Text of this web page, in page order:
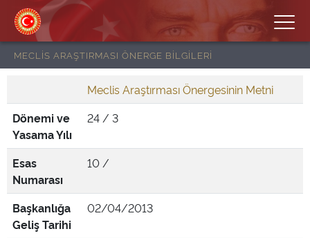
MECLİS ARAŞTIRMASI ÖNERGE BİLGİLERİ
Meclis Araştırması Önergesinin Metni
Dönemi ve
Yasama Yılı
24 / 3
Esas
Numarası
10 /
Başkanlığa
Geliş Tarihi
02/04/2013